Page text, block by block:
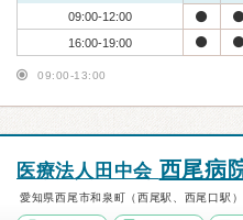
09:00-12:00
16:00-19:00
09:00-13:00
医療法人田中会 西尾病
愛知県西尾市和泉町（西尾駅、西尾口駅）